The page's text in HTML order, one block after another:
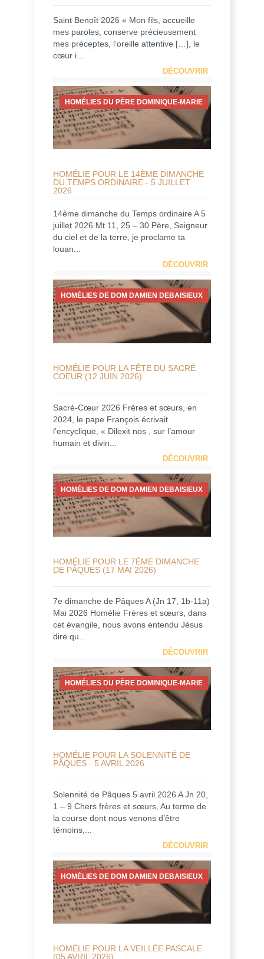
Saint Benoît 2026 « Mon fils, accueille
mes paroles, conserve précieusement
mes préceptes, l’oreille attentive […], le
cœur i...
DÉCOUVRIR
HOMÉLIES DU PÈRE DOMINIQUE-MARIE
HOMÉLIE POUR LE 14ÈME DIMANCHE
DU TEMPS ORDINAIRE - 5 JUILLET
2026
14ème dimanche du Temps ordinaire A 5
juillet 2026 Mt 11, 25 – 30 Père, Seigneur
du ciel et de la terre, je proclame ta
louan...
DÉCOUVRIR
HOMÉLIES DE DOM DAMIEN DEBAISIEUX
HOMÉLIE POUR LA FÊTE DU SACRÉ
COEUR (12 JUIN 2026)
Sacré-Cœur 2026 Frères et sœurs, en
2024, le pape François écrivait
l’encyclique, « Dilexit nos , sur l’amour
humain et divin...
DÉCOUVRIR
HOMÉLIES DE DOM DAMIEN DEBAISIEUX
HOMÉLIE POUR LE 7ÈME DIMANCHE
DE PÂQUES (17 MAI 2026)
7e dimanche de Pâques A (Jn 17, 1b-11a)
Mai 2026 Homélie Frères et sœurs, dans
cet évangile, nous avons entendu Jésus
dire qu...
DÉCOUVRIR
HOMÉLIES DU PÈRE DOMINIQUE-MARIE
HOMÉLIE POUR LA SOLENNITÉ DE
PÂQUES - 5 AVRIL 2026
Solennité de Pâques 5 avril 2026 A Jn 20,
1 – 9 Chers frères et sœurs, Au terme de
la course dont nous venons d’être
témoins,...
DÉCOUVRIR
HOMÉLIES DE DOM DAMIEN DEBAISIEUX
HOMÉLIE POUR LA VEILLÉE PASCALE
(05 AVRIL 2026)